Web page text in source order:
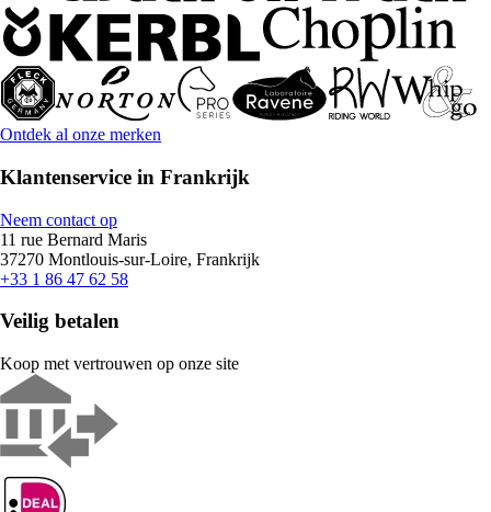
Ontdek al onze merken
Klantenservice in Frankrijk
Neem contact op
11 rue Bernard Maris
37270 Montlouis-sur-Loire, Frankrijk
+33 1 86 47 62 58
Veilig betalen
Koop met vertrouwen op onze site